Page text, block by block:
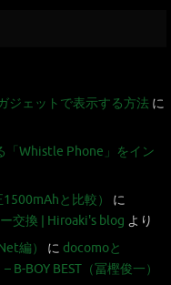
ジェットで表示する方法 に
「Whistle Phone」をイン
と比較）
に
交換 | Hiroaki's blog より
編）
に docomoと
BOY BEST（冨樫俊一）